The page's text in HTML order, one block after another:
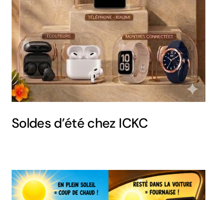
Soldes d’été chez ICKC